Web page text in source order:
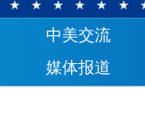
中美交流
媒体报道